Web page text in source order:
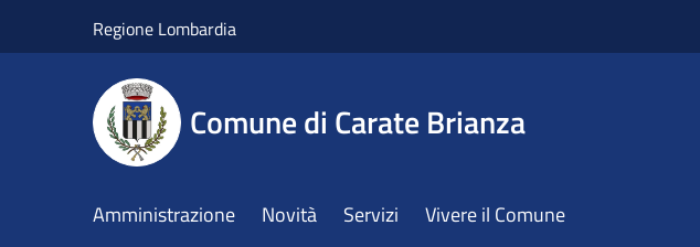
Regione Lombardia
Comune di Carate Brianza
Amministrazione Novità Servizi Vivere il Comune